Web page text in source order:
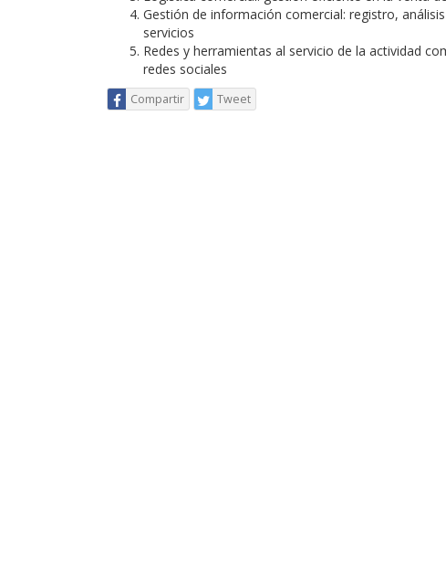
Gestión de información comercial: registro,
servicios
Redes y herramientas al servicio de la actividad
redes sociales
Compartir Tweet